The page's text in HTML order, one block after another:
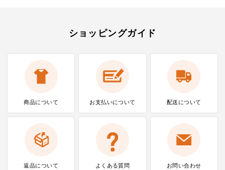
ショッピングガイド
商品について お支払いについて 配送について
返品について よくある質問 お問い合わせ